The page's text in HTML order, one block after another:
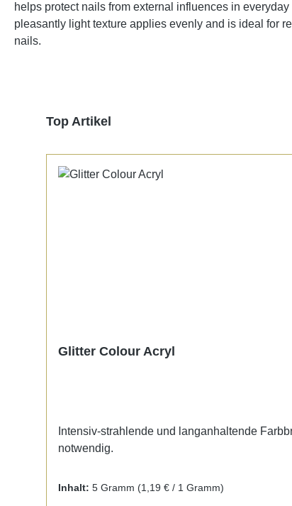
helps protect nails from external influences in
pleasantly light texture applies evenly and is ideal for
nails.
Produktgalerie überspringen
Top Artikel
Glitter Colour Acryl
Intensiv-strahlende und langanhaltende
notwendig.
Inhalt: 5 Gramm (1,19 € / 1 Gramm)